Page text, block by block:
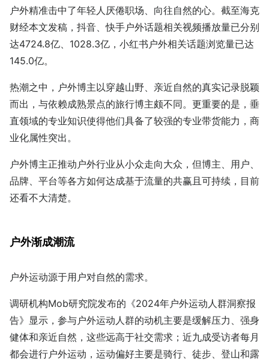
户外精准击中了年轻人厌倦职场、向往自然的心。截至海克
财经本文发稿，抖音、快手户外话题相关视频播放量已分别
达4724.8亿、1028.3亿，小红书户外相关话题浏览量已达
145.0亿。
热潮之中，户外博主以穿越山野、亲近自然的真实记录脱颖
而出，与依赖成熟景点的旅行博主颇不同。更重要的是，垂
直领域的专业知识使得他们具备了较强的专业带货能力，商
业化属性突出。
户外博主正推动户外行业从小众走向大众，但博主、用户、
品牌、平台等各方如何达成基于流量的共赢且可持续，目前
还看不大清楚。
户外渐成潮流
户外运动源于用户对自然的需求。
调研机构Mob研究院发布的《2024年户外运动人群洞察报
告》显示，参与户外运动人群的动机主要是缓解压力、强身
健体和亲近自然，这些远高于社交需求；近九成受访者每月
都会进行户外运动，运动偏好主要是骑行、徒步、登山和露